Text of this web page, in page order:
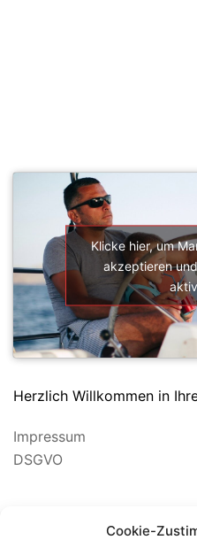
Cookie-
Klicke hier, um
akzeptieren
Herzlich Willkommen in
Impressum
DSGVO